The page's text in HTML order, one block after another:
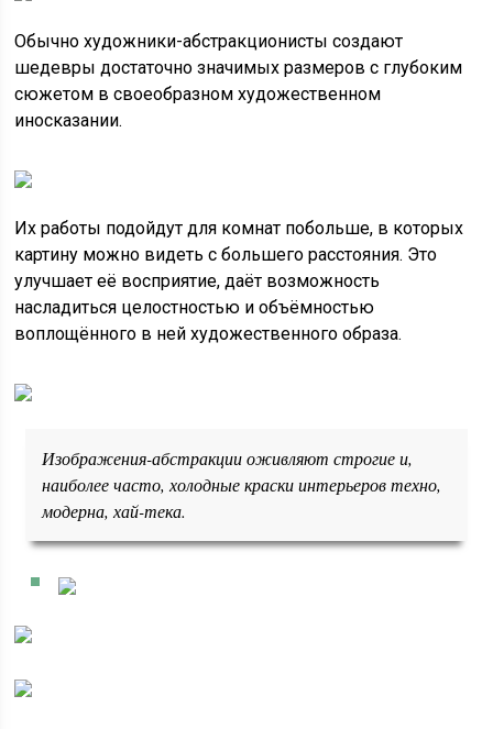
Обычно художники-абстракционисты создают
шедевры достаточно значимых размеров с глубоким
сюжетом в своеобразном художественном
иносказании.
Их работы подойдут для комнат побольше, в которых
картину можно видеть с большего расстояния. Это
улучшает её восприятие, даёт возможность
насладиться целостностью и объёмностью
воплощённого в ней художественного образа.
Изображения-абстракции оживляют строгие и,
наиболее часто, холодные краски интерьеров техно,
модерна, хай-тека.